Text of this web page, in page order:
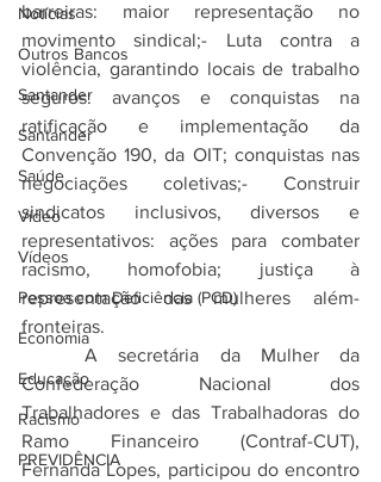
Notícias
Outros Bancos
Santander
Santander
Saúde
Vídeo
Vídeos
Pessoa com Deficiência (PCD)
Economia
Educação
Racismo
PREVIDÊNCIA
barreiras: maior representação no
movimento sindical;- Luta contra a
violência, garantindo locais de trabalho
seguros: avanços e conquistas na
ratificação e implementação da
Convenção 190, da OIT; conquistas nas
negociações coletivas;- Construir
sindicatos inclusivos, diversos e
representativos: ações para combater
racismo, homofobia; justiça à
representação das mulheres além-
fronteiras.
	A secretária da Mulher da
Confederação Nacional dos
Trabalhadores e das Trabalhadoras do
Ramo Financeiro (Contraf-CUT),
Fernanda Lopes, participou do encontro